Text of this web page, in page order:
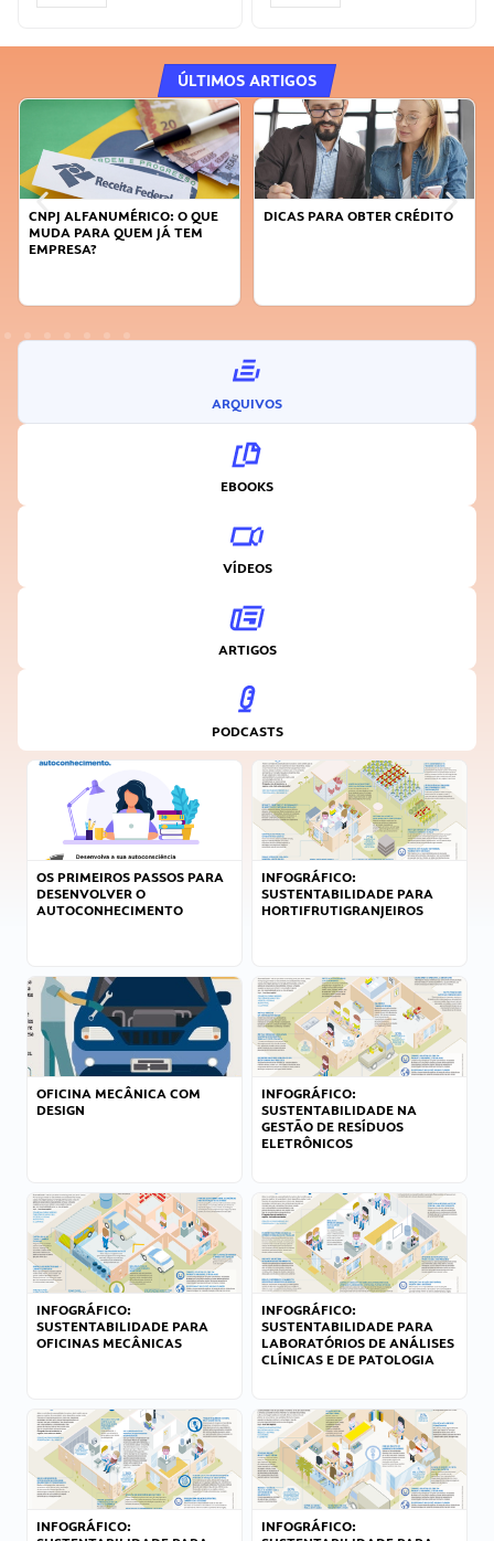
ÚLTIMOS ARTIGOS
CNPJ ALFANUMÉRICO: O QUE
MUDA PARA QUEM JÁ TEM
EMPRESA?
DICAS PARA OBTER CRÉDITO
ARQUIVOS
EBOOKS
VÍDEOS
ARTIGOS
PODCASTS
OS PRIMEIROS PASSOS PARA
DESENVOLVER O
AUTOCONHECIMENTO
INFOGRÁFICO:
SUSTENTABILIDADE PARA
HORTIFRUTIGRANJEIROS
OFICINA MECÂNICA COM
DESIGN
INFOGRÁFICO:
SUSTENTABILIDADE NA
GESTÃO DE RESÍDUOS
ELETRÔNICOS
INFOGRÁFICO:
SUSTENTABILIDADE PARA
OFICINAS MECÂNICAS
INFOGRÁFICO:
SUSTENTABILIDADE PARA
LABORATÓRIOS DE ANÁLISES
CLÍNICAS E DE PATOLOGIA
INFOGRÁFICO:
INFOGRÁFICO: